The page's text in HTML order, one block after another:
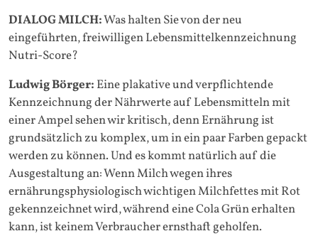
DIALOG MILCH:Was halten Sie von der neu
eingeführten, freiwilligen Lebensmittelkennzeichnung
Nutri-Score?
Ludwig Börger: Eine plakative und verpflichtende
Kennzeichnung der Nährwerte auf Lebensmitteln mit
einer Ampel sehen wir kritisch, denn Ernährung ist
grundsätzlich zu komplex, um in ein paar Farben gepackt
werden zu können. Und es kommt natürlich auf die
Ausgestaltung an: Wenn Milch wegen ihres
ernährungsphysiologisch wichtigen Milchfettes mit Rot
gekennzeichnet wird, während eine Cola Grün erhalten
kann, ist keinem Verbraucher ernsthaft geholfen.